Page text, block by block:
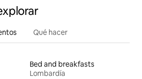
Qué hacer
Bed and breakfasts
Lombardía